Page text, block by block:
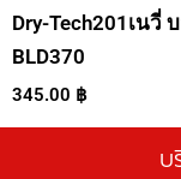
Dry-Tech201เนวี่
BLD370
345.00 ฿
บ